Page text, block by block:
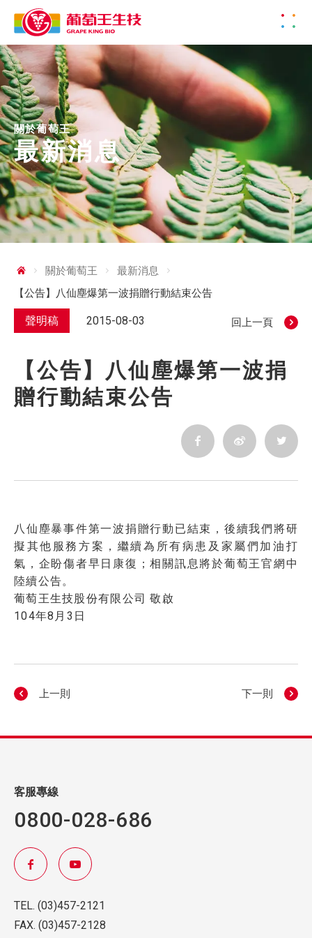
關於葡萄王
最新消息
關於葡萄王
最新消息
【公告】八仙塵爆第一波捐贈行動結束公告
聲明稿 2015-08-03 回上一頁
【公告】八仙塵爆第一波捐
贈行動結束公告
八仙塵暴事件第一波捐贈行動已結束，後續我們將研
擬其他服務方案，繼續為所有病患及家屬們加油打
氣，企盼傷者早日康復；相關訊息將於葡萄王官網中
陸續公告。
葡萄王生技股份有限公司 敬啟
104年8月3日
上一則 下一則
客服專線
0800-028-686
TEL. (03)457-2121
FAX. (03)457-2128